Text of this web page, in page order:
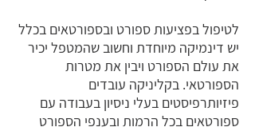
לטיפול בפציעות ספורט ובספורטאים בכלל
יש דינמיקה מיוחדת וחשוב שהמטפל יכיר
את עולם הספורט ויבין את מטרות
הספורטאי. בקליניקה עובדים
פיזיותרפיסטים בעלי ניסיון בעבודה עם
ספורטאים בכל הרמות ובענפי הספורט